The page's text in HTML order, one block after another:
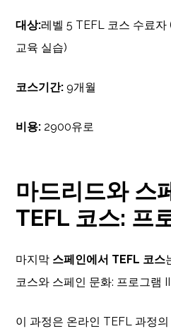
대상:레벨 5 TEFL 코스 수료
교육 실습)
코스기간: 9개월
비용: 2900유로
마드리드와 스
TEFL 코스: 프
마지막 스페인에서 TEFL 코스
코스와 스페인 문화: 프로그램
이 과정은 온라인 TEFL 과정